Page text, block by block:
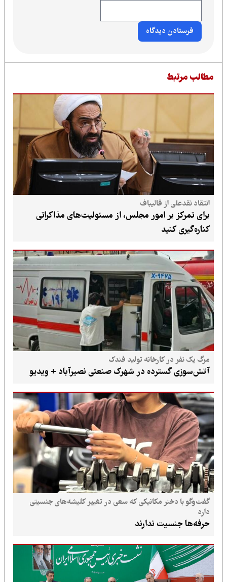
مرتبط
انتقاد نقدعلی از قالیباف
برای تمرکز بر امور مجلس، از مسئولیت‌های مذاکراتی
کناره‌گیری کنید
مرگ یک نفر در کارخانه تولید فندک
آتش‌سوزی گسترده در شهرک صنعتی نصیرآباد + ویدیو
گفت‌وگو با دختر مکانیکی که سعی در تغییر کلیشه‌های جنسیتی
حرفه‌ها جنسیت ندارند